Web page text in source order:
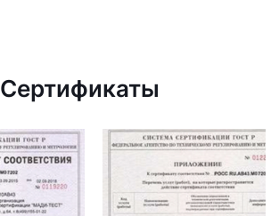
Сертификаты